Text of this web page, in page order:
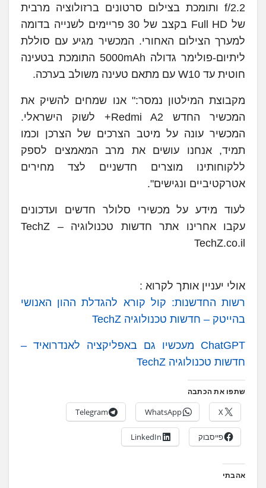
f/2.2 ותומכת בצילום סרטונים ברזולוציה מרבית
של Full HD בקצב של 30 פריימים לשנייה בדומה
למערך הצילום האחורי. המכשיר מגיע עם סוללת
ליתיום-פולימר גדולה 5000mAh התומכת בטעינה
חוטית עד W10 עם מתאם טעינה משולב בערכה.
מקבוצת המילטון נמסר:" אנו שמחים להשיק את
המכשיר החדש Redmi A2+ לשוק הישראלי.
המכשיר עונה על מיטב הצרכים של הצרכן וכמו
תמיד, אנחנו עושים את מרב המאמצים לספק
ללקוחותינו מוצרים חדשניים לצד מחירים
אטרקטיביים ונגישים".
לעוד מידע על מכשירי סלולר חדשים ועדכונים
עקבו אחרינו אתר חדשות טכנולוגיה TechZ –
TechZ.co.il
אולי יעניין אותך לקרוא :
רשות החדשנות: קול קורא להגדלת ההון האנושי
בהייטק – חדשות טכנולוגיה TechZ
ChatGPT מעכשיו גם באפליקציה לאנדרואיד –
חדשות טכנולוגיה TechZ
שתפו את הכתבה
X
WhatsApp
Telegram
פייסבוק LinkedIn
אהבתי